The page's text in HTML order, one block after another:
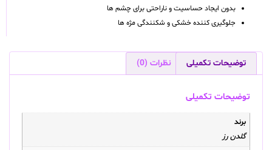
بدون ایجاد حساسیت و ناراحتی برای چشم ها
جلوگیری کننده خشکی و شکنندگی مژه ها
توضیحات تکمیلی نظرات (0)
توضیحات تکمیلی
برند
گلدن رز